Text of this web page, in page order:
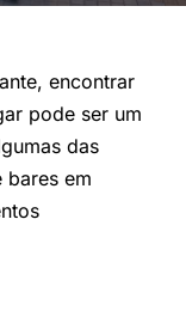
encontrar
pode ser um
das
bares em